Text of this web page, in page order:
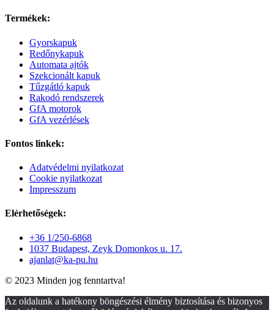
Termékek:
Gyorskapuk
Redőnykapuk
Automata ajtók
Szekcionált kapuk
Tűzgátló kapuk
Rakodó rendszerek
GfA motorok
GfA vezérlések
Fontos linkek:
Adatvédelmi nyilatkozat
Cookie nyilatkozat
Impresszum
Elérhetőségek:
+36 1/250-6868
1037 Budapest, Zeyk Domonkos u. 17.
ajanlat@ka-pu.hu
© 2023 Minden jog fenntartva!
Az oldalunk a hatékony böngészési élmény biztosítása és bizonyos